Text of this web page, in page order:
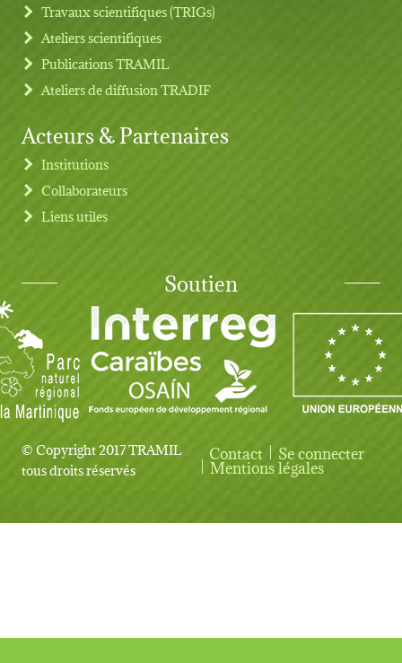
Travaux scientifiques (TRIGs)
Ateliers scientifiques
Publications TRAMIL
Ateliers de diffusion TRADIF
Acteurs & Partenaires
Institutions
Collaborateurs
Liens utiles
Soutien
© Copyright 2017 TRAMIL
tous droits réservés
User account menu
Contact Se connecter
Mentions légales